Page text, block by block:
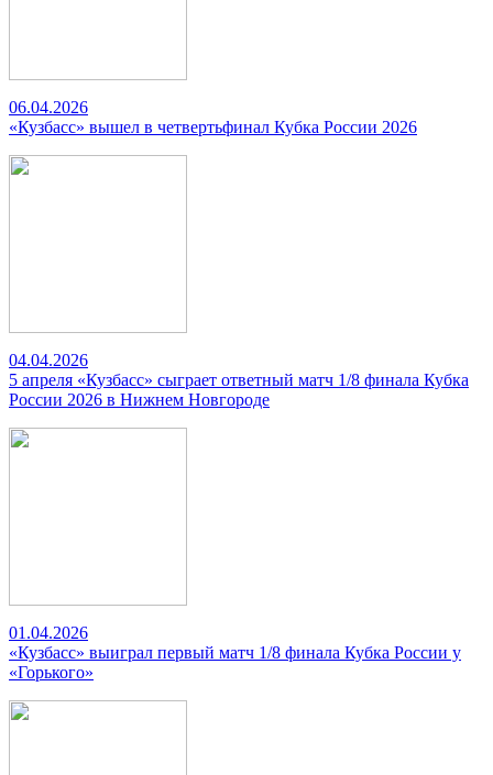
06.04.2026
«Кузбасс» вышел в четвертьфинал Кубка России 2026
04.04.2026
5 апреля «Кузбасс» сыграет ответный матч 1/8 финала Кубка
России 2026 в Нижнем Новгороде
01.04.2026
«Кузбасс» выиграл первый матч 1/8 финала Кубка России у
«Горького»